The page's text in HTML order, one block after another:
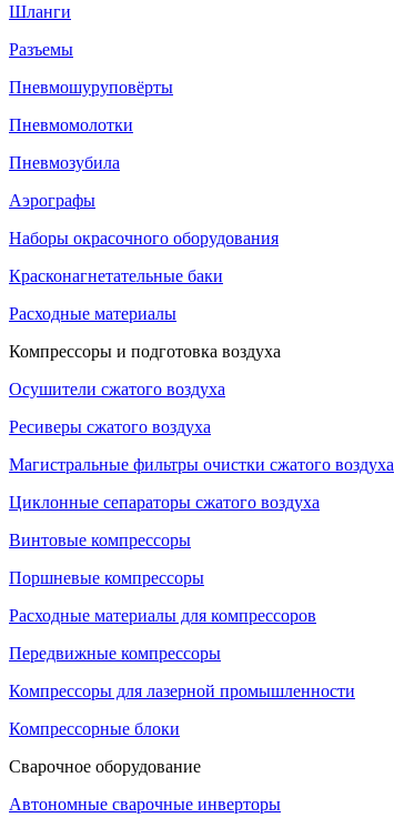
Шланги
Разъемы
Пневмошуруповёрты
Пневмомолотки
Пневмозубила
Аэрографы
Наборы окрасочного оборудования
Красконагнетательные баки
Расходные материалы
Компрессоры и подготовка воздуха
Осушители сжатого воздуха
Ресиверы сжатого воздуха
Магистральные фильтры очистки сжатого воздуха
Циклонные сепараторы сжатого воздуха
Винтовые компрессоры
Поршневые компрессоры
Расходные материалы для компрессоров
Передвижные компрессоры
Компрессоры для лазерной промышленности
Компрессорные блоки
Сварочное оборудование
Автономные сварочные инверторы